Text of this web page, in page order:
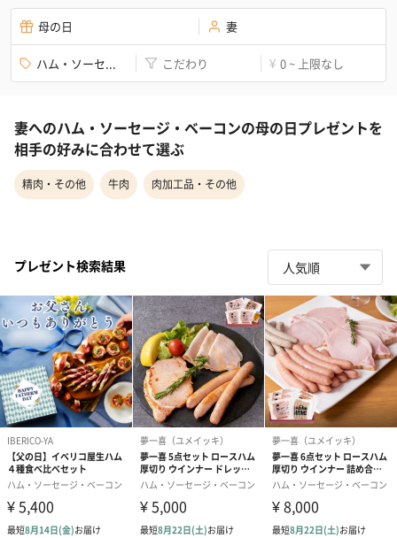
母の日 妻
ハム・ソーセ... こだわり ¥ 0 ~ 上限なし
妻へのハム・ソーセージ・ベーコンの母の日プレゼントを
相手の好みに合わせて選ぶ
精肉・その他 牛肉 肉加工品・その他
プレゼント検索結果